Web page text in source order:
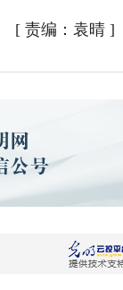
[ 责编：袁晴]